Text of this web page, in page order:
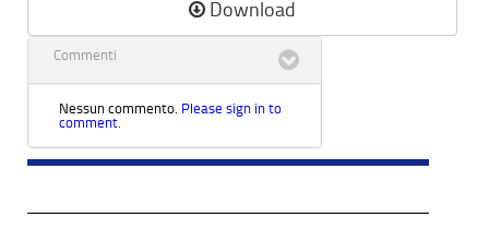
Download
Commenti
Nessun commento. Please sign in to
comment.